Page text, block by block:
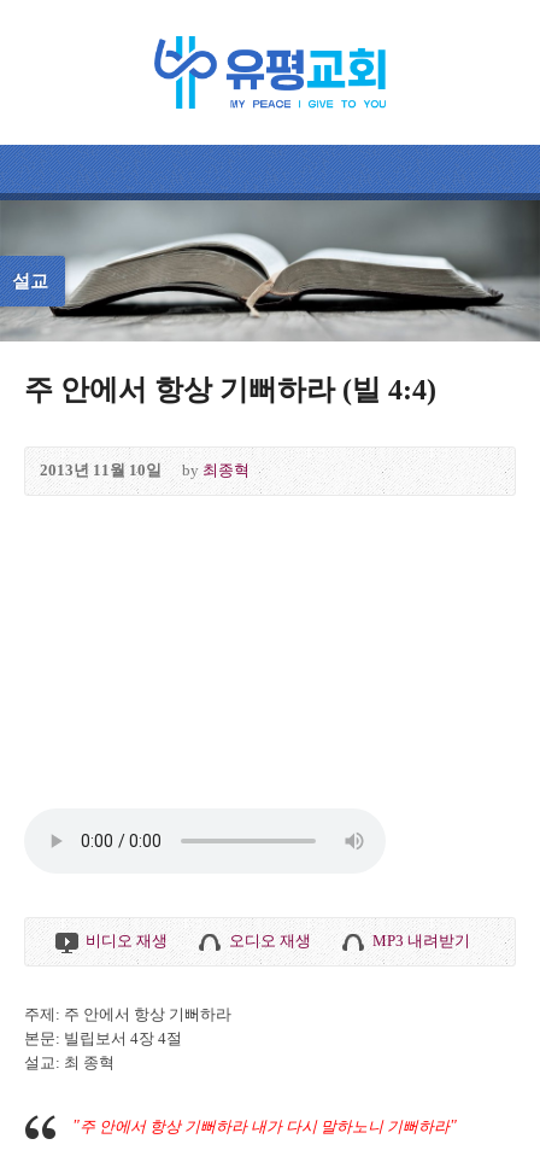
설교
주 안에서 항상 기뻐하라 (빌 4:4)
2013년 11월 10일 by 최종혁
비디오 재생 오디오 재생 MP3 내려받기
주제: 주 안에서 항상 기뻐하라
본문: 빌립보서 4장 4절
설교: 최 종혁
"주 안에서 항상 기뻐하라 내가 다시 말하노니 기뻐하라"